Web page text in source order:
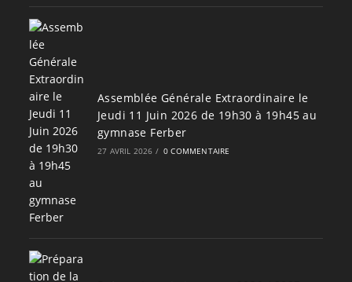
Assemblée Générale Extraordinaire le
Jeudi 11 Juin 2026 de 19h30 à 19h45 au
gymnase Ferber
27 AVRIL 2026 / 0 COMMENTAIRE